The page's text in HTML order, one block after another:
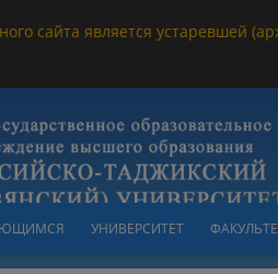
сайта является устаревшей
УНИВЕРСИТЕТ